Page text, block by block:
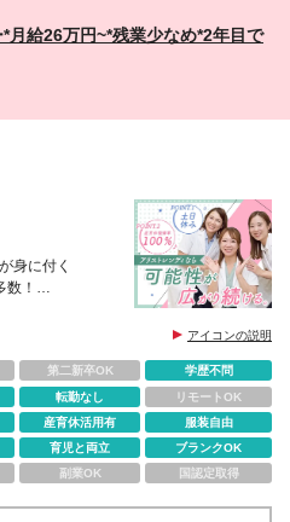
、 営業に挑戦してみたいという方へ
っている環境です。 特別な経験
ありません。
月給26万円~*残業少なめ*2年目で
身に付く
！
アイコンの説明
第二新卒OK
学歴不問
転勤なし
リモートOK
産育休活用有
服装自由
育児と両立
ブランクOK
副業OK 国認定取得